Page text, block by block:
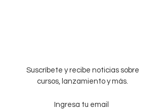
Suscríbete y recibe noticias sobre
cursos, lanzamiento y más.